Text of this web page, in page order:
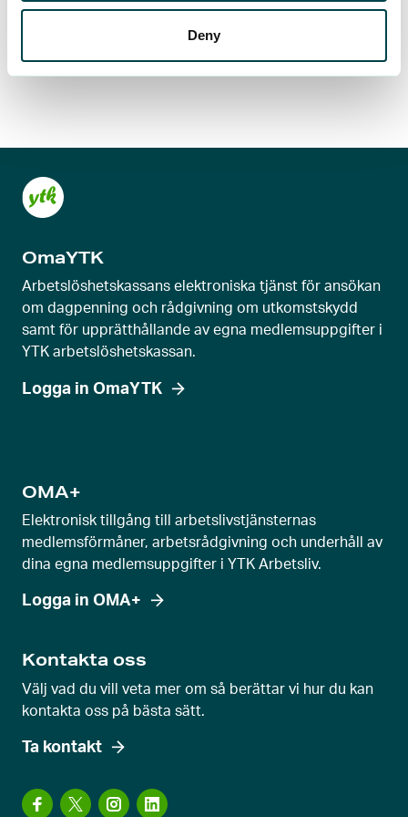
Deny
OmaYTK
Arbetslöshetskassans elektroniska tjänst för ansökan
om dagpenning och rådgivning om utkomstskydd
samt för upprätthållande av egna medlemsuppgifter i
YTK arbetslöshetskassan.
Logga in OmaYTK
OMA+
Elektronisk tillgång till arbetslivstjänsternas
medlemsförmåner, arbetsrådgivning och underhåll av
dina egna medlemsuppgifter i YTK Arbetsliv.
Logga in OMA+
Kontakta oss
Välj vad du vill veta mer om så berättar vi hur du kan
kontakta oss på bästa sätt.
Ta kontakt